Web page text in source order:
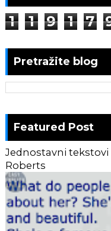
1 1 9 1 7
Pretražite blog
Featured Post
Jednostavni
Roberts